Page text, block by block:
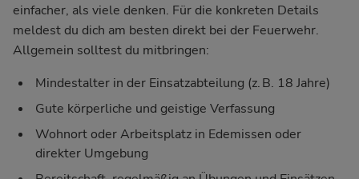
einfacher, als viele denken. Für die konkreten Details
meldest du dich am besten direkt bei der Feuerwehr.
Allgemein solltest du mitbringen:
Mindestalter in der Einsatzabteilung (z. B. 18 Jahre)
Gute körperliche und geistige Verfassung
Wohnort oder Arbeitsplatz in Edemissen oder
direkter Umgebung